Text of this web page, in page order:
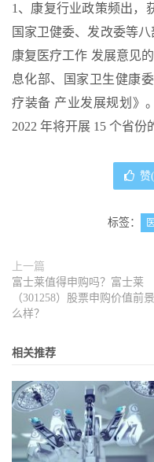
1、康复行业政策频出，
国家卫健委、发改委等
康复医疗工作 发展意见
息化部、国家卫生健康
疗装备 产业发展规划》
2022 年将开展 15 个省份
赞(
标签：
上一篇
富士莱值得申购吗？富士莱
（301258）股票申购价值前
么样？
相关推荐